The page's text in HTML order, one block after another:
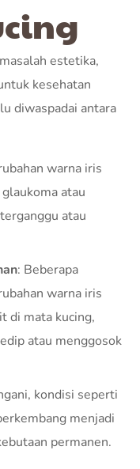
estetika,
kesehatan
diwaspadai antara
warna iris
atau
atau
: Beberapa
warna iris
di mata kucing,
atau menggosok
kondisi seperti
menjadi
permanen.